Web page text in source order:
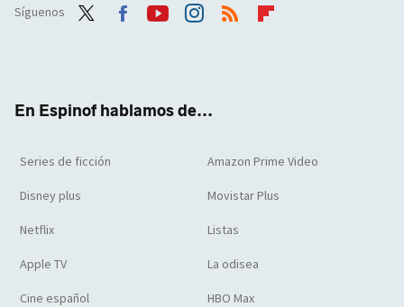
Síguenos
En Espinof hablamos de...
Series de ficción Amazon Prime Video
Disney plus Movistar Plus
Netflix Listas
Apple TV La odisea
Cine español HBO Max